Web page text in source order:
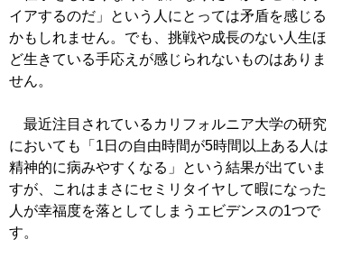
イアするのだ」という人にとっては矛盾を感じる
かもしれません。でも、挑戦や成長のない人生ほ
ど生きている手応えが感じられないものはありま
せん。
最近注目されているカリフォルニア大学の研究
においても「1日の自由時間が5時間以上ある人は
精神的に病みやすくなる」という結果が出ていま
すが、これはまさにセミリタイヤして暇になった
人が幸福度を落としてしまうエビデンスの1つで
す。